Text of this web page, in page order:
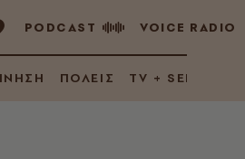
PODCAST VOICE RADIO
ΠΟΛΕΙΣ TV + SERIES